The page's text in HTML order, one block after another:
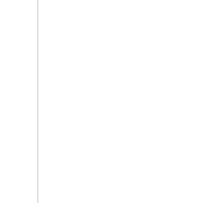
Giúp người dùng tạo lối tắt cho ứng
thích và thường xuyên một cách
và giữ biểu tượng ứng dụng, sau đó
trình chạy lối tắt. Với Trợ lý Google,
có thể đề xuất lối tắt liên quan cho